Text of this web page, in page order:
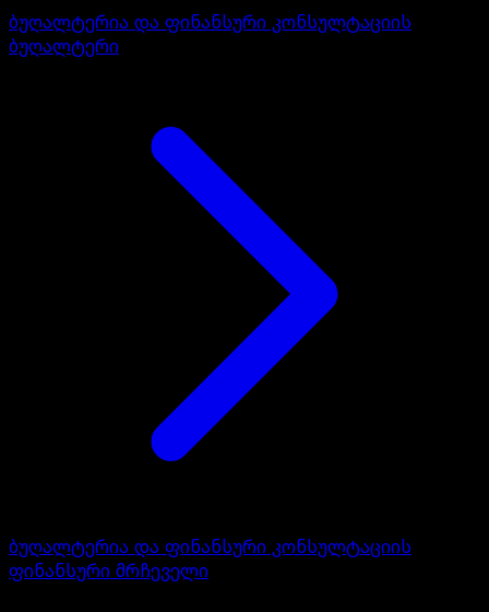
ბუღალტერია და ფინანსური კონსულტაციის
ბუღალტერი
ბუღალტერია და ფინანსური კონსულტაციის
ფინანსური მრჩეველი